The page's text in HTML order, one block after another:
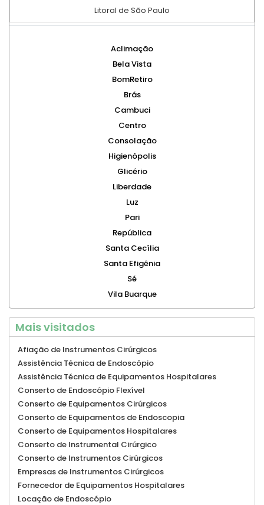
Litoral de São Paulo
Aclimação
Bela Vista
BomRetiro
Brás
Cambuci
Centro
Consolação
Higienópolis
Glicério
Liberdade
Luz
Pari
República
Santa Cecília
Santa Efigênia
Sé
Vila Buarque
Mais visitados
Afiação de Instrumentos Cirúrgicos
Assistência Técnica de Endoscópio
Assistência Técnica de Equipamentos Hospitalares
Conserto de Endoscópio Flexível
Conserto de Equipamentos Cirúrgicos
Conserto de Equipamentos de Endoscopia
Conserto de Equipamentos Hospitalares
Conserto de Instrumental Cirúrgico
Conserto de Instrumentos Cirúrgicos
Empresas de Instrumentos Cirúrgicos
Fornecedor de Equipamentos Hospitalares
Locação de Endoscópio